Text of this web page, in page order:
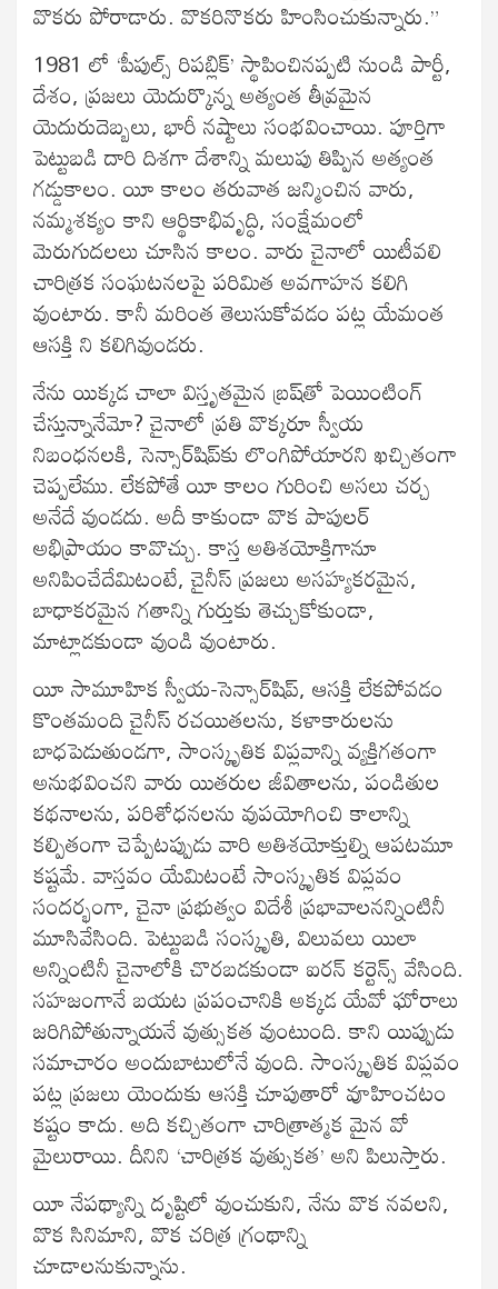
వొకరు పోరాడారు. వొకరినొకరు హింసించుకున్నారు.”
1981 లో ‘పీపుల్స్ రిపబ్లిక్’ స్థాపించినప్పటి నుండి పార్టీ,
దేశం, ప్రజలు యెదుర్కొన్న అత్యంత తీవ్రమైన
యెదురుదెబ్బలు, భారీ నష్టాలు సంభవించాయి. పూర్తిగా
పెట్టుబడి దారి దిశగా దేశాన్ని మలుపు తిప్పిన అత్యంత
గడ్డుకాలం. యీ కాలం తరువాత జన్మించిన వారు,
నమ్మశక్యం కాని ఆర్థికాభివృద్ధి, సంక్షేమంలో
మెరుగుదలలు చూసిన కాలం. వారు చైనాలో యిటీవలి
చారిత్రక సంఘటనలపై పరిమిత అవగాహన కలిగి
వుంటారు. కానీ మరింత తెలుసుకోవడం పట్ల యేమంత
ఆసక్తి ని కలిగివుండరు.
నేను యిక్కడ చాలా విస్తృతమైన బ్రష్‌తో పెయింటింగ్
చేస్తున్నానేమో? చైనాలో ప్రతి వొక్కరూ స్వీయ
నిబంధనలకి, సెన్సార్‌షిప్‌కు లొంగిపోయారని ఖచ్చితంగా
చెప్పలేము. లేకపోతే యీ కాలం గురించి అసలు చర్చ
అనేదే వుండదు. అదీ కాకుండా వొక పాపులర్
అభిప్రాయం కావొచ్చు. కాస్త అతిశయోక్తిగానూ
అనిపించేదేమిటంటే, చైనీస్ ప్రజలు అసహ్యకరమైన,
బాధాకరమైన గతాన్ని గుర్తుకు తెచ్చుకోకుండా,
మాట్లాడకుండా వుండి వుంటారు.
యీ సామూహిక స్వీయ-సెన్సార్‌షిప్, ఆసక్తి లేకపోవడం
కొంతమంది చైనీస్ రచయితలను, కళాకారులను
బాధపెడుతుండగా, సాంస్కృతిక విప్లవాన్ని వ్యక్తిగతంగా
అనుభవించని వారు యితరుల జీవితాలను, పండితుల
కథనాలను, పరిశోధనలను వుపయోగించి కాలాన్ని
కల్పితంగా చెప్పేటప్పుడు వారి అతిశయోక్తుల్ని ఆపటమూ
కష్టమే. వాస్తవం యేమిటంటే సాంస్కృతిక విప్లవం
సందర్భంగా, చైనా ప్రభుత్వం విదేశీ ప్రభావాలనన్నింటినీ
మూసివేసింది. పెట్టుబడి సంస్కృతి, విలువలు యిలా
అన్నింటినీ చైనాలోకి చొరబడకుండా ఐరన్ కర్టెన్స్ వేసింది.
సహజంగానే బయట ప్రపంచానికి అక్కడ యేవో ఘోరాలు
జరిగిపోతున్నాయనే వుత్సుకత వుంటుంది. కాని యిప్పుడు
సమాచారం అందుబాటులోనే వుంది. సాంస్కృతిక విప్లవం
పట్ల ప్రజలు యెందుకు ఆసక్తి చూపుతారో వూహించటం
కష్టం కాదు. అది కచ్చితంగా చారిత్రాత్మక మైన వో
మైలురాయి. దీనిని ‘చారిత్రక వుత్సుకత’ అని పిలుస్తారు.
యీ నేపథ్యాన్ని దృష్టిలో వుంచుకుని, నేను వొక నవలని,
వొక సినిమాని, వొక చరిత్ర గ్రంథాన్ని
చూడాలనుకున్నాను.